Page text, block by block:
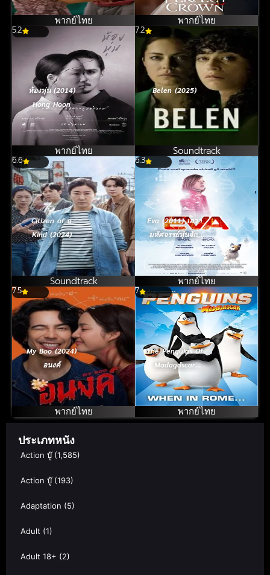
พากย์ไทย พากย์ไทย
5.2
ห้องหุ่น (2014)
Hong Hoon
พากย์ไทย
7.2
Belen (2025)
Soundtrack
6.6
Citizen of a
Kind (2024)
Soundtrack
6.3
Eva (2011) เอวา
มหัศจรรย์หุ่นจักร
กล
พากย์ไทย
7.5
My Boo (2024)
อนงค์
พากย์ไทย
7
The Penguins Of
Madagascar
Vol.6 เพนกวิน
จอมป่วน ก๊วน
มาดากัสการ์ ชุด
6
พากย์ไทย
ประเภทหนัง
Action บู๊(1,585)
Action บู๊(193)
Adaptation (5)
Adult (1)
Adult 18+ (2)